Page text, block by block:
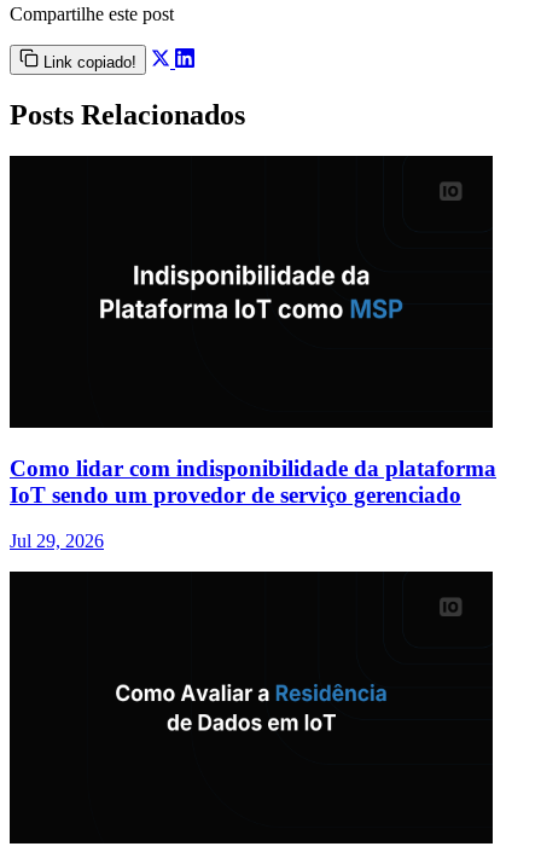
Compartilhe este post
Link copiado!
Posts Relacionados
Como lidar com indisponibilidade da plataforma
IoT sendo um provedor de serviço gerenciado
Jul 29, 2026